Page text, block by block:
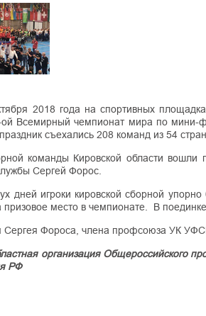
2018 года на спортивных
ой Всемирный чемпионат мира по мини-
съехались 208 команд из 54
команды Кировской области
Сергей Форос.
дней игроки кировской сборной
призовое место в чемпионате. В
Сергея Фороса, члена профсоюза УК
организация Общероссийского
РФ